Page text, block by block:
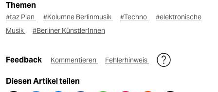
Themen
#taz Plan #Kolumne Berlinmusik #Techno
#elektronische
Musik
#Berliner KünstlerInnen
Feedback Kommentieren Fehlerhinweis
Diesen Artikel teilen